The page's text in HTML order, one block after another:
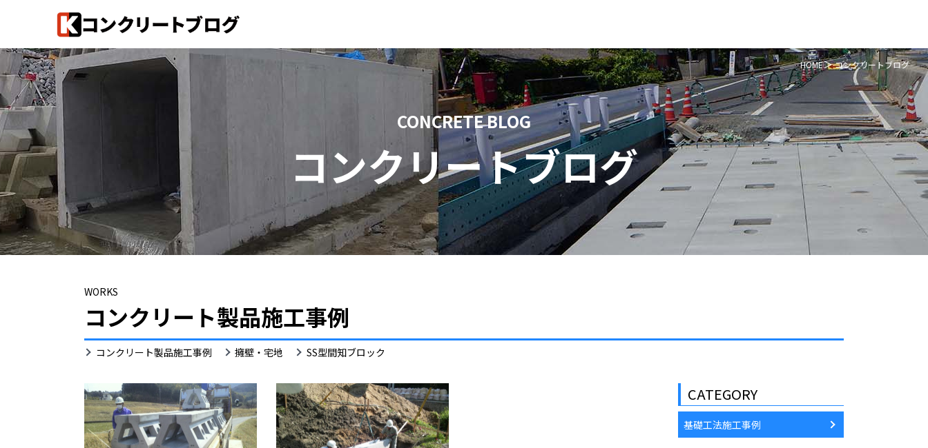
CONCRETE BLOG
コンクリートブログ
HOME コンクリートブログ
WORKS
コンクリート製品施工事例
SS
型
知
ブ
ロ
ッ
コンクリート製品施工事例 擁壁・宅地 SS型間知ブロック
CATEGORY
基礎工法施工事例